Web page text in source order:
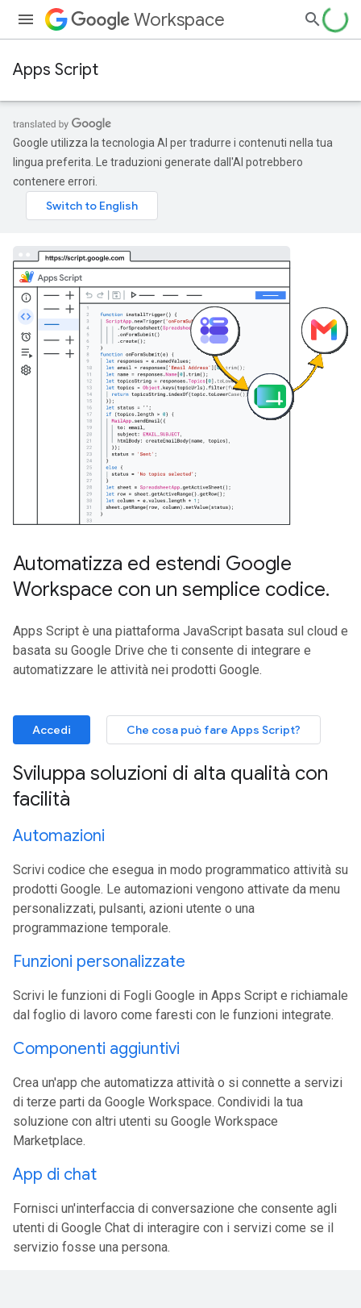
Workspace
Apps Script
Google utilizza la tecnologia AI per tradurre i contenuti nella tua
lingua preferita. Le traduzioni generate dall'AI potrebbero
contenere errori.
Automatizza ed estendi Google
Workspace con un semplice codice.
Apps Script è una piattaforma JavaScript basata sul cloud e
basata su Google Drive che ti consente di integrare e
automatizzare le attività nei prodotti Google.
Accedi Che cosa può fare Apps Script?
Sviluppa soluzioni di alta qualità con
facilità
Automazioni
Scrivi codice che esegua in modo programmatico attività su
prodotti Google. Le automazioni vengono attivate da menu
personalizzati, pulsanti, azioni utente o una
programmazione temporale.
Funzioni personalizzate
Scrivi le funzioni di Fogli Google in Apps Script e richiamale
dal foglio di lavoro come faresti con le funzioni integrate.
Componenti aggiuntivi
Crea un'app che automatizza attività o si connette a servizi
di terze parti da Google Workspace. Condividi la tua
soluzione con altri utenti su Google Workspace
Marketplace.
App di chat
Fornisci un'interfaccia di conversazione che consente agli
utenti di Google Chat di interagire con i servizi come se il
servizio fosse una persona.